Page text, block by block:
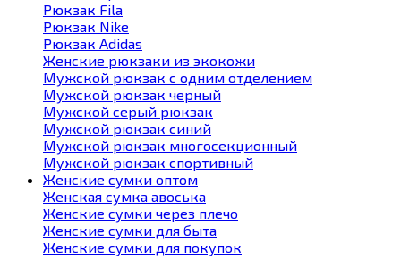
Рюкзак Fila
Рюкзак Nike
Рюкзак Adidas
Женские рюкзаки из экокожи
Мужской рюкзак с одним отделением
Мужской рюкзак черный
Мужской серый рюкзак
Мужской рюкзак синий
Мужской рюкзак многосекционный
Мужской рюкзак спортивный
Женские сумки оптом
Женская сумка авоська
Женские сумки через плечо
Женские сумки для быта
Женские сумки для покупок